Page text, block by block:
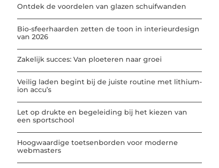
Ontdek de voordelen van glazen schuifwanden
Bio-sfeerhaarden zetten de toon in interieurdesign
van 2026
Zakelijk succes: Van ploeteren naar groei
Veilig laden begint bij de juiste routine met lithium-
ion accu’s
Let op drukte en begeleiding bij het kiezen van
een sportschool
Hoogwaardige toetsenborden voor moderne
webmasters